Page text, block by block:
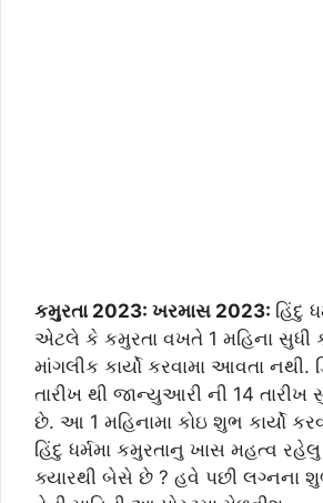
કમુરતા 2023: ખરમાસ 2023: હિંદુ
એટલે કે કમુરતા વખતે 1 મહિના સુધી
માંગલીક કાર્યો કરવામા આવતા નથી.
તારીખ થી જાન્યુઆરી ની 14 તારીખ
છે. આ 1 મહિનામા કોઇ શુભ કાર્યો
હિંદુ ધર્મમા કમુરતાનુ ખાસ મહત્વ
ક્યારથી બેસે છે ? હવે પછી લગ્નના